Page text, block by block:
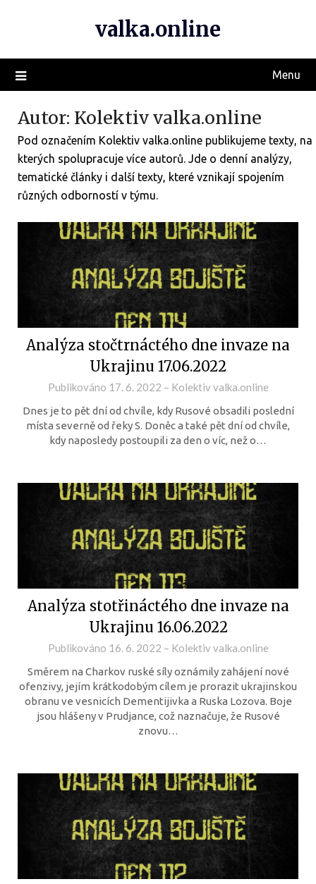
valka.online
Menu
Autor: Kolektiv valka.online
Pod označením Kolektiv valka.online publikujeme texty, na
kterých spolupracuje více autorů. Jde o denní analýzy,
tematické články i další texty, které vznikají spojením
různých odborností v týmu.
Analýza stočtrnáctého dne invaze na
Ukrajinu 17.06.2022
Publikováno 17. 6. 2022 – Kolektiv valka.online
Dnes je to pět dní od chvíle, kdy Rusové obsadili poslední
místa severně od řeky S. Doněc a také pět dní od chvíle,
kdy naposledy postoupili za den o víc, než o…
Analýza stotřináctého dne invaze na
Ukrajinu 16.06.2022
Publikováno 16. 6. 2022 – Kolektiv valka.online
Směrem na Charkov ruské síly oznámily zahájení nové
ofenzivy, jejím krátkodobým cílem je prorazit ukrajinskou
obranu ve vesnicích Dementijivka a Ruska Lozova. Boje
jsou hlášeny v Prudjance, což naznačuje, že Rusové
znovu…